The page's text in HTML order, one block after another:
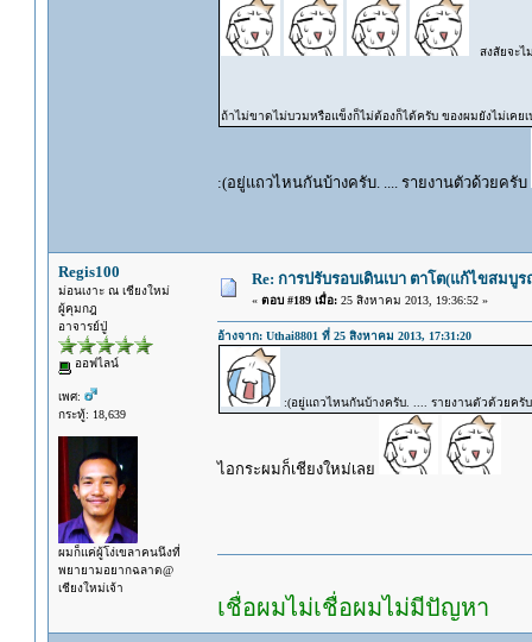
สงสัยจะไ
ถ้าไม่ขาดไม่บวมหรือแข็งก็ไม่ต้องก็ได้ครับ ของผมยังไม่เคยเ
:(อยู่แถวไหนกันบ้างครับ. .... รายงานตัวด้วยครับ
Regis100
ม่อนเงาะ ณ เชียงใหม่
ผู้คุมกฎ
อาจารย์ปู่
ออฟไลน์
เพศ:
กระทู้: 18,639
ผมก็แค่ผู้โง่เขลาคนนึงที่
พยายามอยากฉลาด@
เชียงใหม่เจ้า
Re: การปรับรอบเดินเบา ตาโต(แก้ไขสมบู
« ตอบ #189 เมื่อ:25 สิงหาคม 2013, 19:36:52 »
อ้างจาก: Uthai8801 ที่ 25 สิงหาคม 2013, 17:31:20
:(อยู่แถวไหนกันบ้างครับ. .... รายงานตัวด้วยครั
ไอกระผมก็เชียงใหม่เลย
เชื่อผมไม่เชื่อผมไม่มีปัญหา